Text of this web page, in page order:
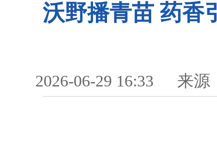
沃野播青苗 药
2026-06-29 16:33 来源